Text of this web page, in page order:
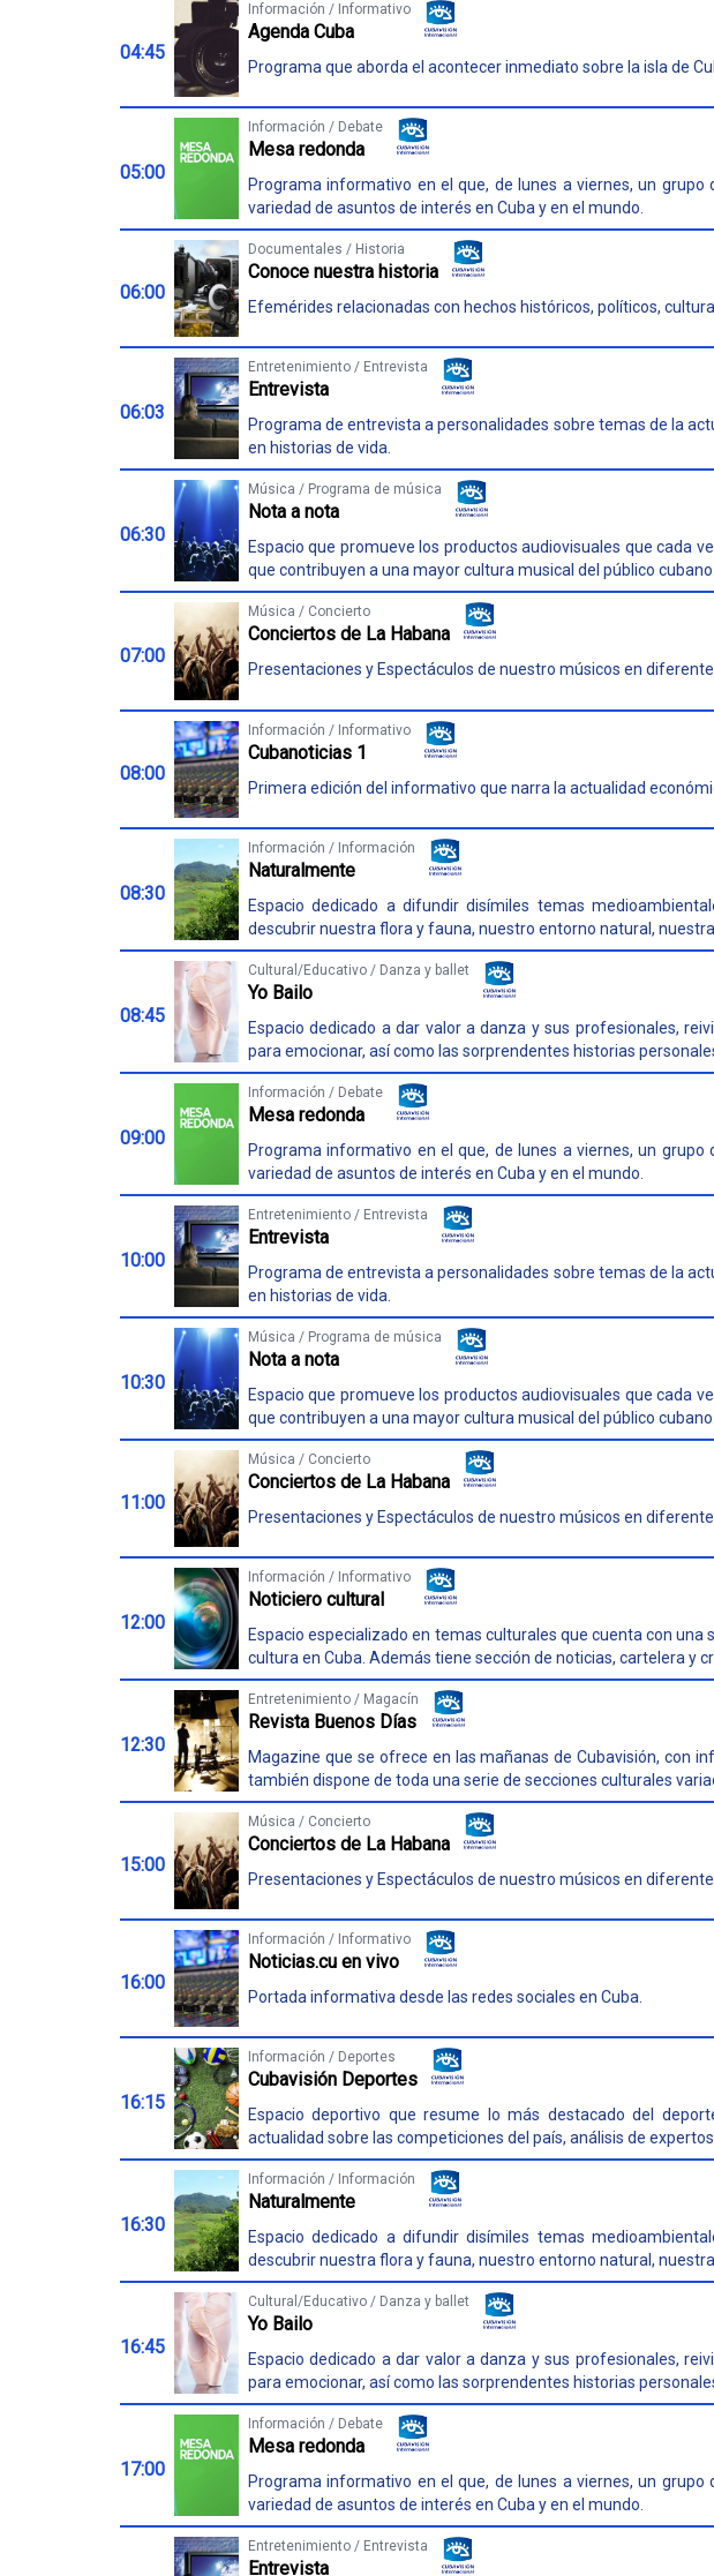
04:45
Información / Informativo
Agenda Cuba
Programa que aborda el acontecer inmediato sobre la isla de
05:00
Información / Debate
Mesa redonda
Programa informativo en el que, de lunes a viernes, un
variedad de asuntos de interés en Cuba y en el mundo.
06:00
Documentales / Historia
Conoce nuestra historia
Efemérides relacionadas con hechos históricos, políticos,
06:03
Entretenimiento / Entrevista
Entrevista
Programa de entrevista a personalidades sobre temas de la
en historias de vida.
06:30
Música / Programa de música
Nota a nota
Espacio que promueve los productos audiovisuales que cada
que contribuyen a una mayor cultura musical del público cubano.
07:00
Música / Concierto
Conciertos de La Habana
Presentaciones y Espectáculos de nuestro músicos en
08:00
Información / Informativo
Cubanoticias 1
Primera edición del informativo que narra la actualidad
08:30
Información / Información
Naturalmente
Espacio dedicado a difundir disímiles temas
descubrir nuestra flora y fauna, nuestro entorno natural,
08:45
Cultural/Educativo / Danza y ballet
Yo Bailo
Espacio dedicado a dar valor a danza y sus profesionales,
para emocionar, así como las sorprendentes historias
09:00
Información / Debate
Mesa redonda
Programa informativo en el que, de lunes a viernes, un
variedad de asuntos de interés en Cuba y en el mundo.
10:00
Entretenimiento / Entrevista
Entrevista
Programa de entrevista a personalidades sobre temas de la
en historias de vida.
10:30
Música / Programa de música
Nota a nota
Espacio que promueve los productos audiovisuales que cada
que contribuyen a una mayor cultura musical del público cubano.
11:00
Música / Concierto
Conciertos de La Habana
Presentaciones y Espectáculos de nuestro músicos en
12:00
Información / Informativo
Noticiero cultural
Espacio especializado en temas culturales que cuenta con
cultura en Cuba. Además tiene sección de noticias, cartelera y
12:30
Entretenimiento / Magacín
Revista Buenos Días
Magazine que se ofrece en las mañanas de Cubavisión, con
también dispone de toda una serie de secciones culturales
15:00
Música / Concierto
Conciertos de La Habana
Presentaciones y Espectáculos de nuestro músicos en
16:00
Información / Informativo
Noticias.cu en vivo
Portada informativa desde las redes sociales en Cuba.
16:15
Información / Deportes
Cubavisión Deportes
Espacio deportivo que resume lo más destacado del
actualidad sobre las competiciones del país, análisis de
16:30
Información / Información
Naturalmente
Espacio dedicado a difundir disímiles temas
descubrir nuestra flora y fauna, nuestro entorno natural,
16:45
Cultural/Educativo / Danza y ballet
Yo Bailo
Espacio dedicado a dar valor a danza y sus profesionales,
para emocionar, así como las sorprendentes historias
17:00
Información / Debate
Mesa redonda
Programa informativo en el que, de lunes a viernes, un
variedad de asuntos de interés en Cuba y en el mundo.
Entretenimiento / Entrevista
Entrevista